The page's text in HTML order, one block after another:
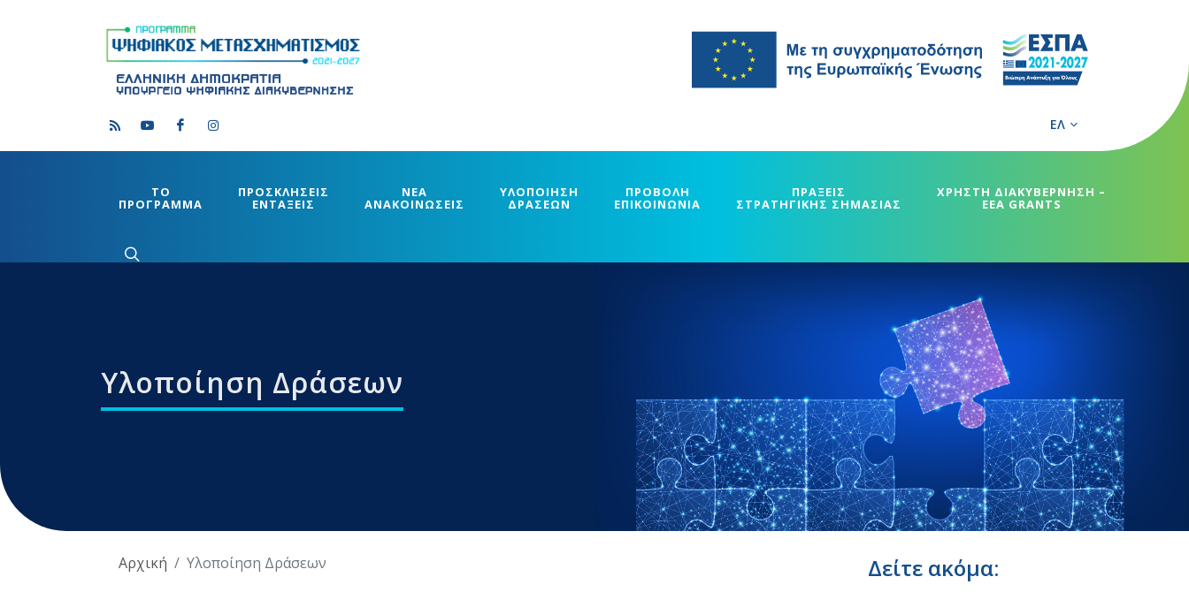
ΕΛ
ΤΟ
ΠΡΟΓΡΑΜΜΑ
ΠΡΟΣΚΛΗΣΕΙΣ
ΕΝΤΑΞΕΙΣ
ΝΕΑ
ΑΝΑΚΟΙΝΩΣΕΙΣ
ΥΛΟΠΟΙΗΣΗ
ΔΡΑΣΕΩΝ
ΠΡΟΒΟΛΗ
ΕΠΙΚΟΙΝΩΝΙΑ
ΠΡΑΞΕΙΣ
ΣΤΡΑΤΗΓΙΚΗΣ ΣΗΜΑΣΙΑΣ
ΧΡΗΣΤΗ ΔΙΑΚΥΒΕΡΝΗΣΗ –
EEA GRANTS
Υλοποίηση Δράσεων
Αρχική Υλοποίηση Δράσεων Δείτε ακόμα: